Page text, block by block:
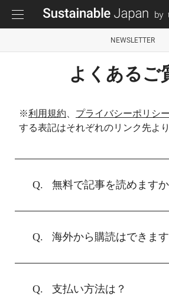
NEWSLETTER
よくあるご
※利用規約 プライバシーポリシー
する表記はそれぞれのリンク先よ
無料で記事を読めますか
海外から購読はできます
支払い方法は？